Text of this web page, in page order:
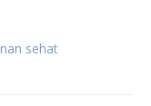
sehat